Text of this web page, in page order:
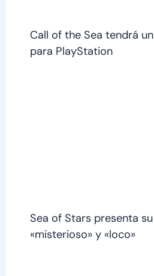
Call of the Sea tendrá
para PlayStation
Sea of Stars presenta
«misterioso» y «loco»